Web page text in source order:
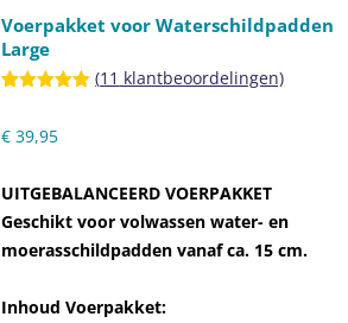
Voerpakket voor Waterschildpadden
Large
gebaseerd
(11 klantbeoordelingen)
€39,95
UITGEBALANCEERD VOERPAKKET
Geschikt voor volwassen water- en
moerasschildpadden vanaf ca. 15 cm.
Inhoud Voerpakket: